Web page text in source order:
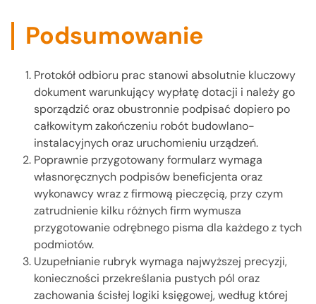
Podsumowanie
Protokół odbioru prac stanowi absolutnie kluczowy
dokument warunkujący wypłatę dotacji i należy go
sporządzić oraz obustronnie podpisać dopiero po
całkowitym zakończeniu robót budowlano-
instalacyjnych oraz uruchomieniu urządzeń.
Poprawnie przygotowany formularz wymaga
własnoręcznych podpisów beneficjenta oraz
wykonawcy wraz z firmową pieczęcią, przy czym
zatrudnienie kilku różnych firm wymusza
przygotowanie odrębnego pisma dla każdego z tych
podmiotów.
Uzupełnianie rubryk wymaga najwyższej precyzji,
konieczności przekreślania pustych pól oraz
zachowania ścisłej logiki księgowej, według której